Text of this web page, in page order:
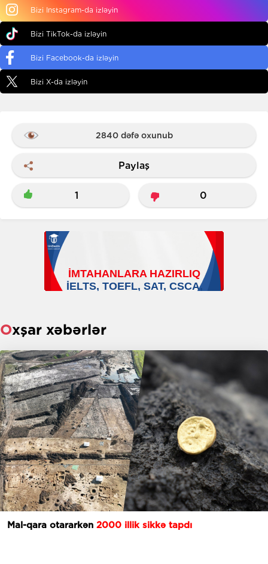
Bizi Instagram-da izləyin
Bizi TikTok-da izləyin
Bizi Facebook-da izləyin
Bizi X-da izləyin
2840 dəfə oxunub
Paylaş
1 0
Oxşar xəbərlər
Mal-qara otararkən 2000 illik sikkə tapdı